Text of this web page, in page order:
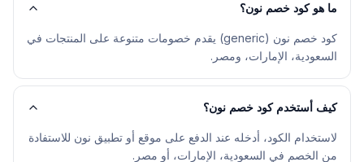
ما هو كود خصم نون؟
كود خصم نون (generic) يقدم خصومات متنوعة على المنتجات في
السعودية، الإمارات، ومصر.
كيف أستخدم كود خصم نون؟
لاستخدام الكود، أدخله عند الدفع على موقع أو تطبيق نون للاستفادة
من الخصم في السعودية، الإمارات، أو مصر.